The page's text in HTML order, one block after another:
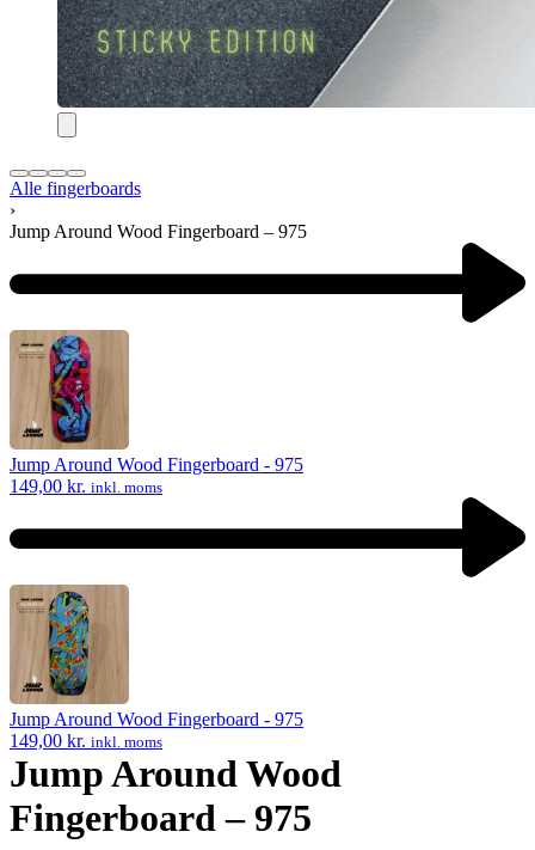
Alle fingerboards
›
Jump Around Wood Fingerboard – 975
navigation
Previous
product:
Jump Around Wood Fingerboard - 975
149,00 kr. inkl. moms
Next
product:
Jump Around Wood Fingerboard - 975
149,00 kr. inkl. moms
Jump Around Wood
Fingerboard – 975